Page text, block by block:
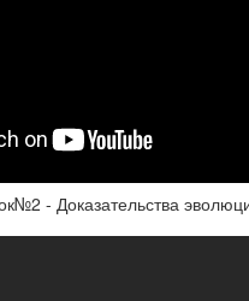
- Доказательства